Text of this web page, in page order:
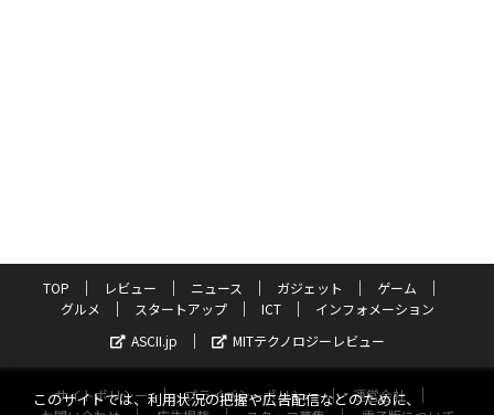
TOP レビュー ニュース ガジェット
ゲーム
グルメ
スタートアップ ICT
インフォメーション
ASCII.jp
MITテクノロジーレビュー
サイトポリシー プライバシーポリシー
運営会社
このサイトでは、利用状況の把握や広告配信などのために、